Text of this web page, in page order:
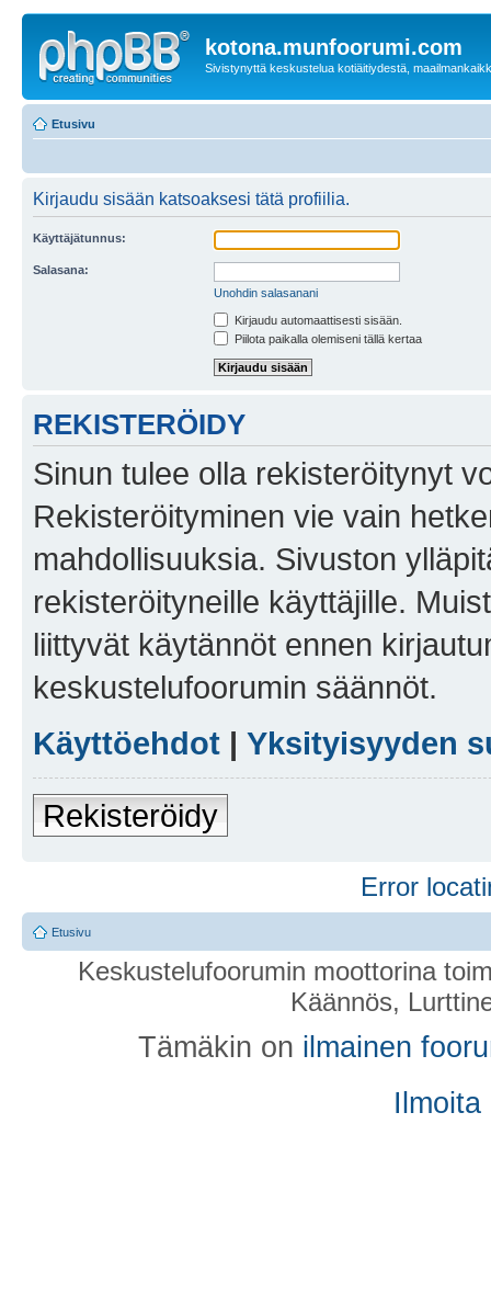
kotona.munfoorumi.com
Sivistynyttä keskustelua kotiäitiydestä,
Etusivu
Kirjaudu sisään katsoaksesi tätä profiilia.
Käyttäjätunnus:
Salasana:
Unohdin salasanani
Kirjaudu automaattisesti sisään.
Piilota paikalla olemiseni tällä kertaa
REKISTERÖIDY
Sinun tulee olla rekisteröitynyt
Rekisteröityminen vie vain
mahdollisuuksia. Sivuston
rekisteröityneille käyttäjille.
liittyvät käytännöt ennen
keskustelufoorumin säännöt.
Käyttöehdot | Yksityisyyden
Rekisteröidy
Error
Etusivu
Keskustelufoorumin moottorina
Käännös,
Tämäkin on ilmainen